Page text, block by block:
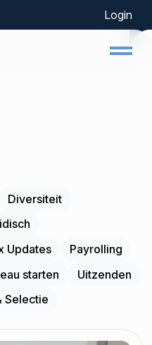
Login
Diversiteit
Updates
Payrolling
starten
Uitzenden
Selectie